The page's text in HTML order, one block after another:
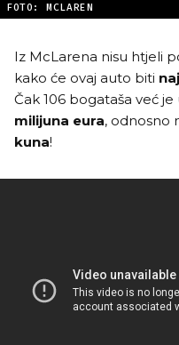
FOTO: MCLAREN
Iz McLarena nisu htjeli
kako će ovaj auto biti
Čak 106 bogataša već
milijuna eura, odnosno
kuna!